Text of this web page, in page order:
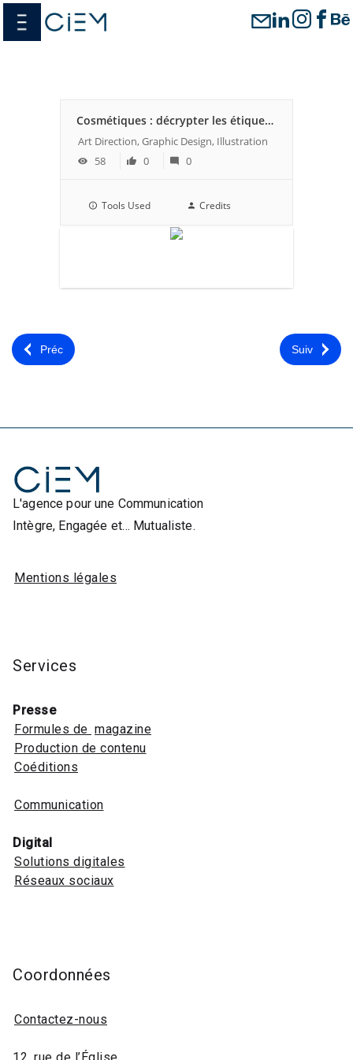
menu
Cosmétiques : décrypter les étiquettes
Art Direction, Graphic Design, Illustration
58
0 0
Tools Used Credits
Préc Suiv
L'agence pour une Communication
Intègre, Engagée et… Mutualiste.
Mentions légales
Services
Presse
Formules de magazine
Production de contenu
Coéditions
Communication
Digital
Solutions digitales
Réseaux sociaux
Coordonnées
Contactez-nous